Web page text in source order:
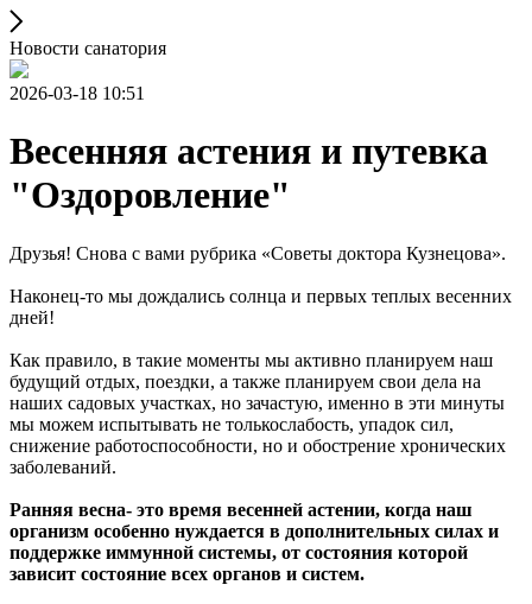
Новости санатория
2026-03-18 10:51
Весенняя астения и путевка
"Оздоровление"
Друзья! Снова с вами рубрика «Советы доктора Кузнецова».
Наконец-то мы дождались солнца и первых теплых весенних
дней!
Как правило, в такие моменты мы активно планируем наш
будущий отдых, поездки, а также планируем свои дела на
наших садовых участках, но зачастую, именно в эти минуты
мы можем испытывать не толькослабость, упадок сил,
снижение работоспособности, но и обострение хронических
заболеваний.
Ранняя весна- это время весенней астении, когда наш
организм особенно нуждается в дополнительных силах и
поддержке иммунной системы, от состояния которой
зависит состояние всех органов и систем.